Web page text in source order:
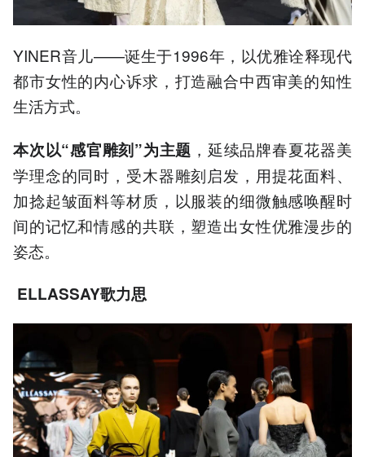
YINER音儿——诞生于1996年，以优雅诠释现代
都市女性的内心诉求，打造融合中西审美的知性
生活方式。
本次以“感官雕刻”为主题 ，延续品牌春夏花器美
学理念的同时，受木器雕刻启发，用提花面料、
加捻起皱面料等材质，以服装的细微触感唤醒时
间的记忆和情感的共联，塑造出女性优雅漫步的
姿态。
ELLASSAY歌力思